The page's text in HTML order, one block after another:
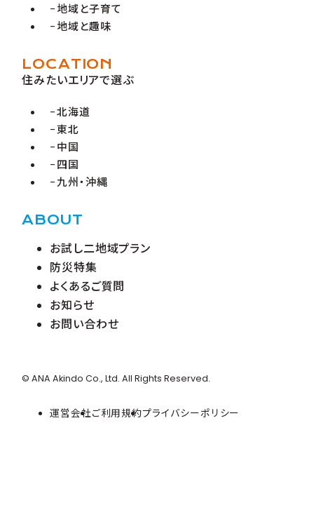
地域と子育て
地域と趣味
LOCATION
住みたいエリアで選ぶ
北海道
東北
中国
四国
九州・沖縄
ABOUT
お試し二地域プラン
防災特集
よくあるご質問
お知らせ
お問い合わせ
© ANA Akindo Co., Ltd. All Rights Reserved.
運営会社ご利用規約プライバシーポリシー